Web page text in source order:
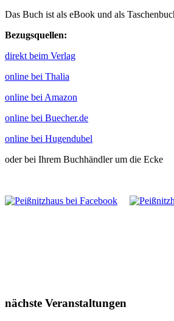
Das Buch ist als eBook und als
Bezugsquellen:
direkt beim Verlag
online bei Thalia
online bei Amazon
online bei Buecher.de
online bei Hugendubel
oder bei Ihrem Buchhändler um die Ecke
nächste Veranstaltungen